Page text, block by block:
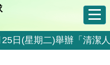
日(星期二)舉辦「清潔
日(星期二)舉辦「清潔